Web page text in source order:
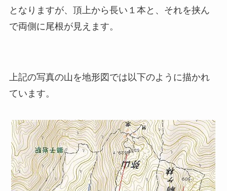
となりますが、頂上から長い１本と、それを挟ん
で両側に尾根が見えます。
上記の写真の山を地形図では以下のように描かれ
ています。